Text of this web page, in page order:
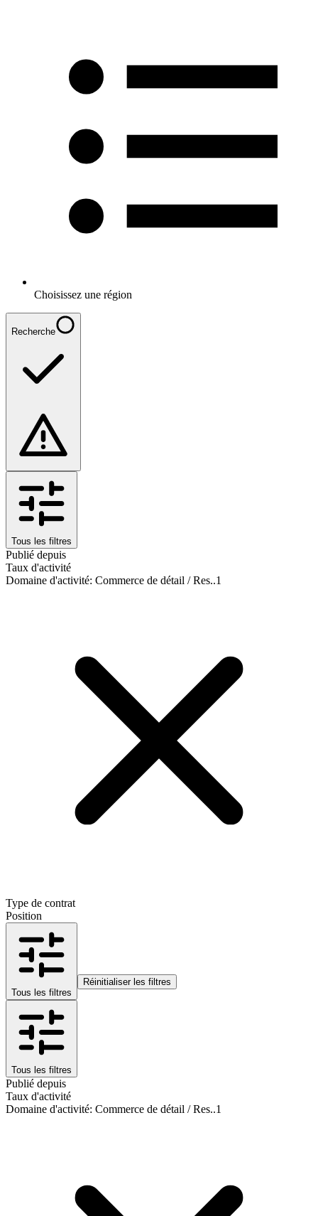
Choisissez une région
Recherche
Tous les filtres
Publié depuis
Taux d'activité
Domaine d'activité: Commerce de détail / Res..1
Type de contrat
Position
Tous les filtres
Réinitialiser les filtres
Tous les filtres
Publié depuis
Taux d'activité
Domaine d'activité: Commerce de détail / Res..1